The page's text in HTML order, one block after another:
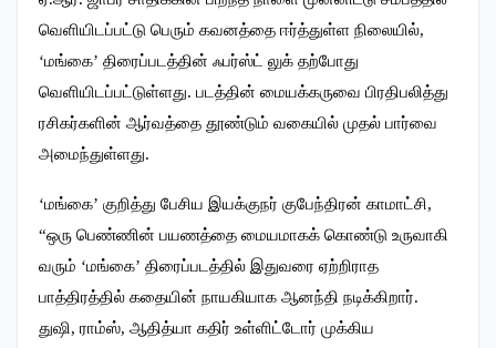
வெளியிடப்பட்டு பெரும் கவனத்தை ஈர்த்துள்ள நிலையில்,
‘மங்கை’ திரைப்படத்தின் ஃபர்ஸ்ட் லுக் தற்போது
வெளியிடப்பட்டுள்ளது. படத்தின் மையக்கருவை பிரதிபலித்து
ரசிகர்களின் ஆர்வத்தை தூண்டும் வகையில் முதல் பார்வை
அமைந்துள்ளது.
‘மங்கை’ குறித்து பேசிய இயக்குநர் குபேந்திரன் காமாட்சி,
“ஒரு பெண்ணின் பயணத்தை மையமாகக் கொண்டு உருவாகி
வரும் ‘மங்கை’ திரைப்படத்தில் இதுவரை ஏற்றிராத
பாத்திரத்தில் கதையின் நாயகியாக ஆனந்தி நடிக்கிறார்.
துஷி, ராம்ஸ், ஆதித்யா கதிர் உள்ளிட்டோர் முக்கிய